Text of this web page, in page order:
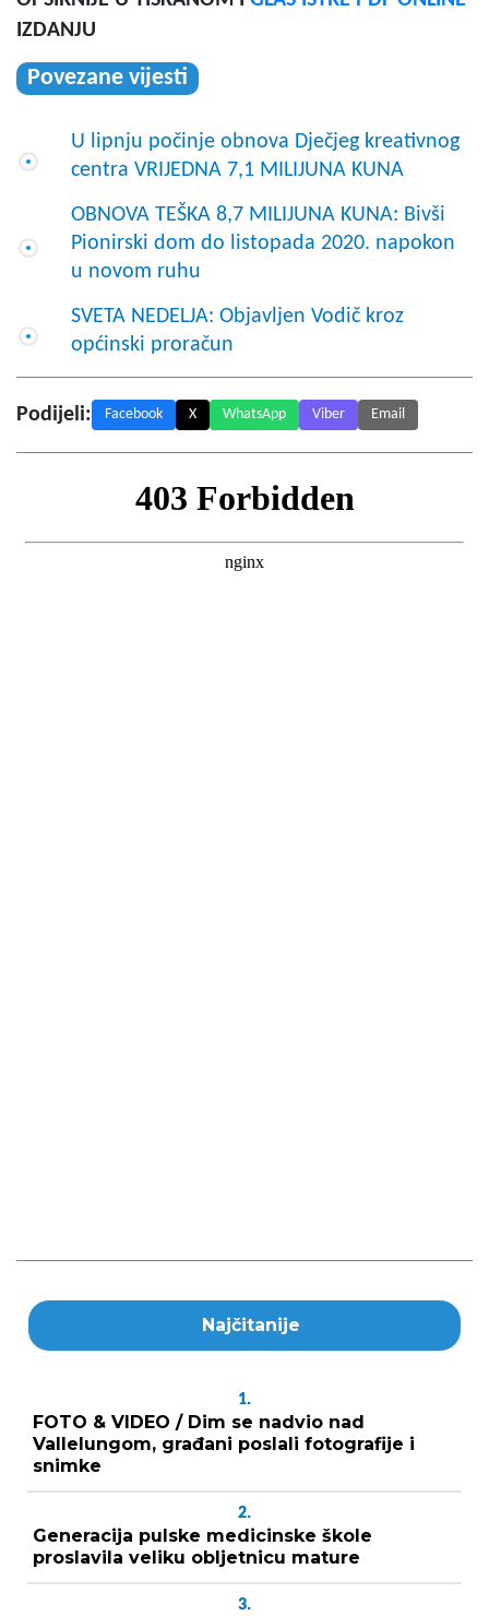
IZDANJU
Povezane vijesti
U lipnju počinje obnova Dječjeg kreativnog
centra VRIJEDNA 7,1 MILIJUNA KUNA
OBNOVA TEŠKA 8,7 MILIJUNA KUNA: Bivši
Pionirski dom do listopada 2020. napokon
u novom ruhu
SVETA NEDELJA: Objavljen Vodič kroz
općinski proračun
Podijeli: Facebook X WhatsApp Viber Email
Najčitanije
1.
FOTO & VIDEO / Dim se nadvio nad
Vallelungom, građani poslali fotografije i
snimke
2.
Generacija pulske medicinske škole
proslavila veliku obljetnicu mature
3.